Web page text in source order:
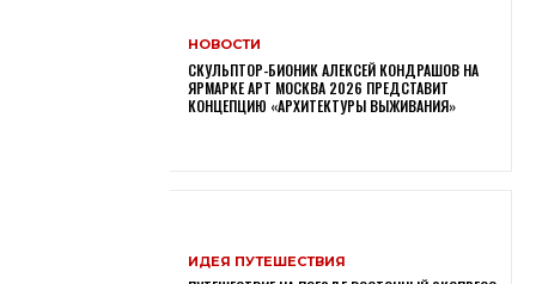
НОВОСТИ
СКУЛЬПТОР-БИОНИК АЛЕКСЕЙ КОНДРАШОВ НА
ЯРМАРКЕ АРТ МОСКВА 2026 ПРЕДСТАВИТ
КОНЦЕПЦИЮ «АРХИТЕКТУРЫ ВЫЖИВАНИЯ»
ИДЕЯ ПУТЕШЕСТВИЯ